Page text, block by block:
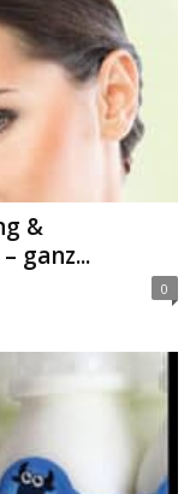
&
ganz...
0